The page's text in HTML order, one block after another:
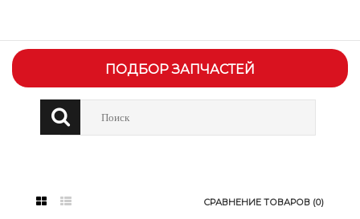
ПОДБОР ЗАПЧАСТЕЙ
СРАВНЕНИЕ ТОВАРОВ (0)